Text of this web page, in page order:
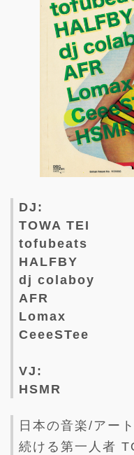
DJ:
TOWA TEI
tofubeats
HALFBY
dj colaboy
AFR
Lomax
CeeeSTee
VJ:
HSMR
日本の音楽/アー
続ける第一人者